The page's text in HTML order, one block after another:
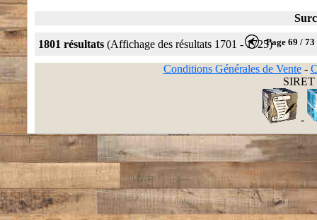
1801 résultats (Affichage des résultats 1701 - 1725)Page 69 / 73
Conditions Générales de Vente-
SIRET
-